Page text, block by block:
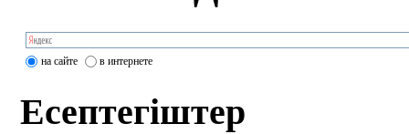
на сайте в интернете
Есептегіштер